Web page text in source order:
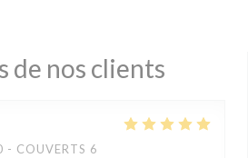
de nos clients
- COUVERTS 6